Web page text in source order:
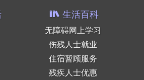
生活百科
无障碍网上学习
伤残人士就业
住宿暂顾服务
残疾人士优惠